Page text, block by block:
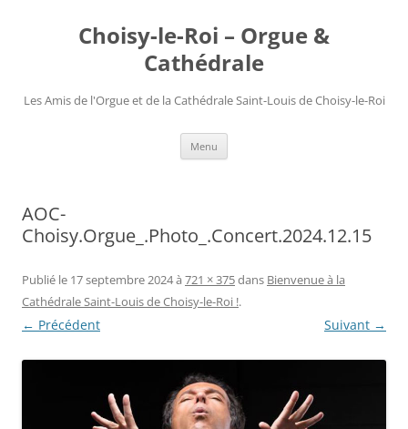
Choisy-le-Roi – Orgue &
Cathédrale
Les Amis de l'Orgue et de la Cathédrale Saint-Louis de Choisy-le-Roi
Menu
AOC-
Choisy.Orgue_.Photo_.Concert.2024.12.15
Publié le 17 septembre 2024à 721 × 375dans Bienvenue à la
Cathédrale Saint-Louis de Choisy-le-Roi !.
← Précédent Suivant →